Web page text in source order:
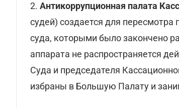
2. Антикоррупционная палата
судей) создается для
суда, которыми было закончено
аппарата не распространяется
Суда и председателя
избраны в Большую Палату и